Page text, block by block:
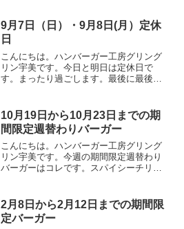
になりますように😊いってらっしゃい。
9月7日（日）・9月8日(月）定休
日
こんにちは。ハンバーガー工房グリング
リン宇美です。今日と明日は定休日で
す。まったり過ごします。最後に最後ま
になりますように😊いってらっしゃい。
10月19日から10月23日までの期
間限定週替わりバーガー
こんにちは。ハンバーガー工房グリング
リン宇美です。今週の期間限定週替わり
バーガーはコレです。スパイシーチリチ
のせればトロっと流れる出るチリソー
ス。そそられる事間違いない...
2月8日から2月12日までの期間限
定バーガー